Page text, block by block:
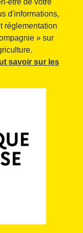
être de votre
d'informations,
réglementation
» sur
savoir sur les